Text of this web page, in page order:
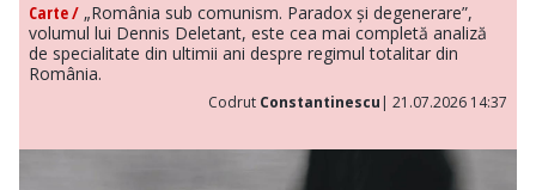
Carte / „România sub comunism. Paradox și degenerare”,
volumul lui Dennis Deletant, este cea mai completă analiză
de specialitate din ultimii ani despre regimul totalitar din
România.
Codrut Constantinescu | 21.07.2026 14:37